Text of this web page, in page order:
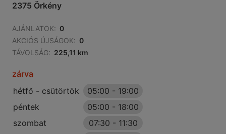
2375 Örkény
AJÁNLATOK: 0
AKCIÓS ÚJSÁGOK: 0
TÁVOLSÁG: 225,11 km
zárva
hétfő - csütörtök
05:00 - 19:00
péntek
05:00 - 18:00
szombat
07:30 - 11:30